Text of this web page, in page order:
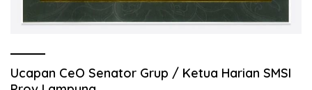
Ucapan CeO Senator Grup / Ketua Harian SMSI